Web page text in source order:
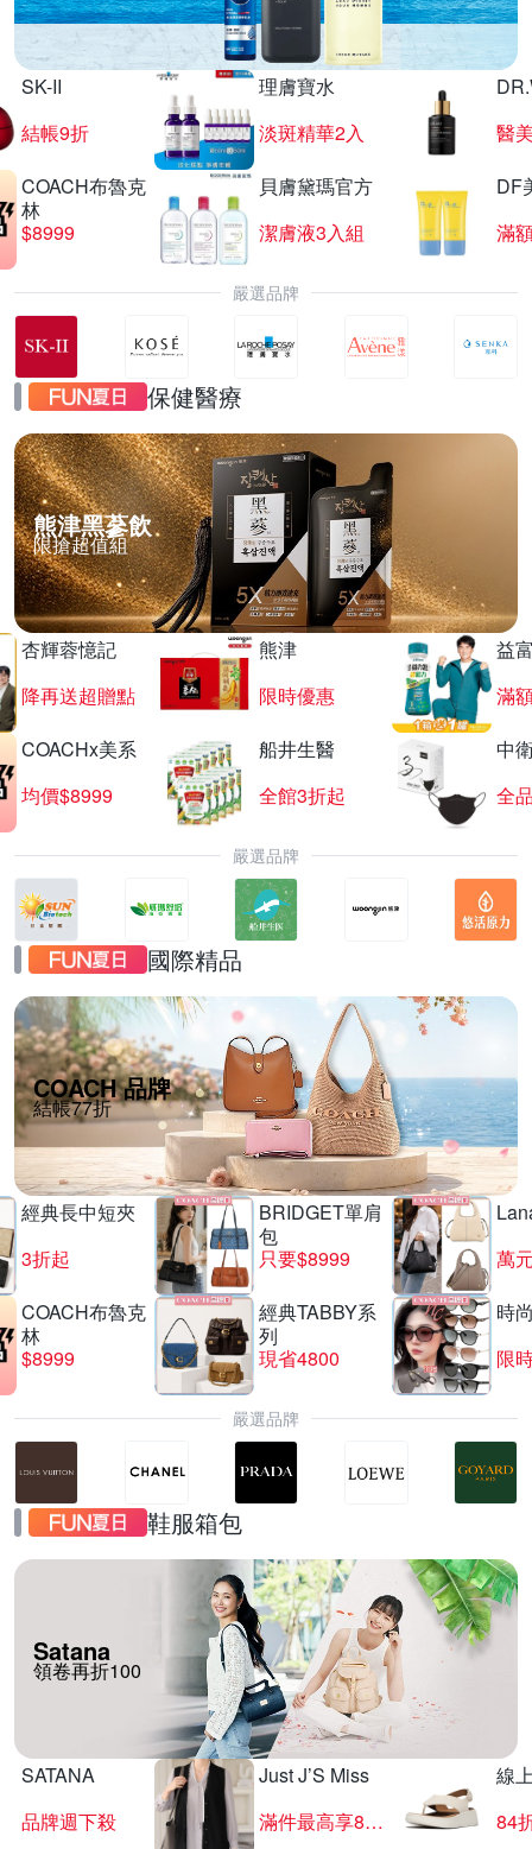
SK-II
結帳9折
理膚寶水
淡斑精華2入
醫
COACH布魯克
林
$8999
貝膚黛瑪官方
潔膚液3入組
DF
滿
嚴選品牌
保健醫療
熊津黑蔘飲
限搶超值組
杏輝蓉憶記
降再送超贈點
熊津
限時優惠
益
滿
COACHx美系
均價$8999
船井生醫
全館3折起
中
全
嚴選品牌
國際精品
COACH 品牌
結帳77折
經典長中短夾
3折起
BRIDGET單肩
包
只要$8999
萬
COACH布魯克
林
$8999
經典TABBY系
列
現省4800
時
限
嚴選品牌
鞋服箱包
Satana
領卷再折100
SATANA
品牌週下殺
Just J’S Miss
滿件最高享85折
線
84